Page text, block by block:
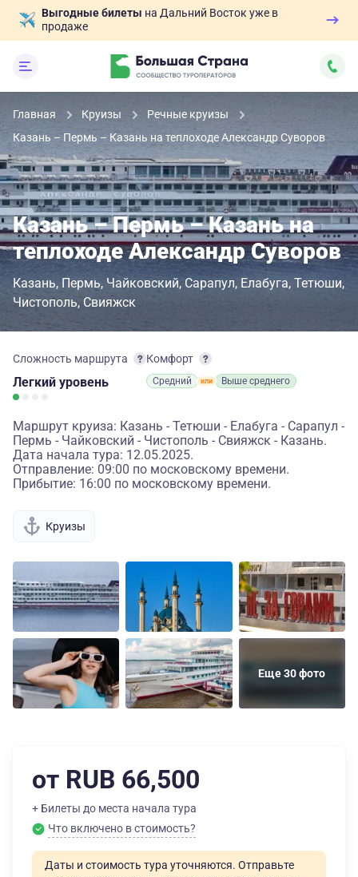
Выгодные билеты на Дальний Восток уже в
продаже
Главная Круизы
Речные круизы
Казань – Пермь – Казань на теплоходе Александр Суворов
Казань – Пермь – Казань на
теплоходе Александр Суворов
Казань Пермь Чайковский Сарапул Елабуга Тетюши
Чистополь Свияжск
Сложность маршрута
Легкий уровень
Комфорт
Средний Выше среднего
Маршрут круиза: Казань - Тетюши - Елабуга - Сарапул -
Пермь - Чайковский - Чистополь - Свияжск - Казань.
Дата начала тура: 12.05.2025.
Отправление: 09:00 по московскому времени.
Прибытие: 16:00 по московскому времени.
Круизы
Еще 30 фото
от RUB 66,500
+ Билеты до места начала тура
Что включено в стоимость?
Даты и стоимость тура уточняются. Отправьте